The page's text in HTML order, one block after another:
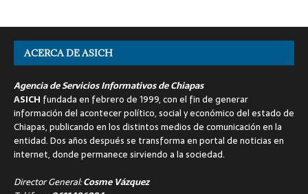
ACERCA DE ASICH
Agencia de Servicios Informativos de Chiapas
ASICH fundada en febrero de 1999, con el fin de generar
información del acontecer político, social y económico del estado de
Chiapas, publicando en los distintos medios de comunicación en la
entidad. Dos años después se transforma en portal de noticias en
internet, donde permanece sirviendo a la sociedad.
Director General:Cosme Vázquez